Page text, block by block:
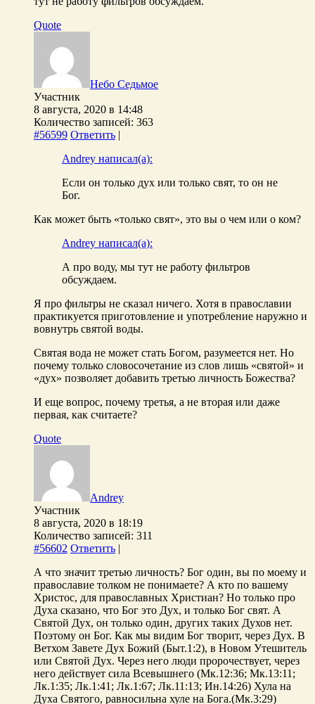
Quote
Небо Седьмое
Участник
8 августа, 2020 в 14:48
Количество записей: 363
#56599 Ответить |
Andrey написал(а):
Если он только дух или только свят, то он не
Бог.
Как может быть «только свят», это вы о чем или о ком?
Andrey написал(а):
А про воду, мы тут не работу фильтров
обсуждаем.
Я про фильтры не сказал ничего. Хотя в православии
практикуется приготовление и употребление наружно и
вовнутрь святой воды.
Святая вода не может стать Богом, разумеется нет. Но
почему только словосочетание из слов лишь «святой» и
«дух» позволяет добавить третью личность Божества?
И еще вопрос, почему третья, а не вторая или даже
первая, как считаете?
Quote
Andrey
Участник
8 августа, 2020 в 18:19
Количество записей: 311
#56602 Ответить |
А что значит третью личность? Бог один, вы по моему и
православие толком не понимаете? А кто по вашему
Христос, для православных Христиан? Но только про
Духа сказано, что Бог это Дух, и только Бог свят. А
Святой Дух, он только один, других таких Духов нет.
Поэтому он Бог. Как мы видим Бог творит, через Дух. В
Ветхом Завете Дух Божий (Быт.1:2), в Новом Утешитель
или Святой Дух. Через него люди пророчествует, через
него действует сила Всевышнего (Мк.12:36; Мк.13:11;
Лк.1:35; Лк.1:41; Лк.1:67; Лк.11:13; Ин.14:26) Хула на
Духа Святого, равносильна хуле на Бога.(Мк.3:29)